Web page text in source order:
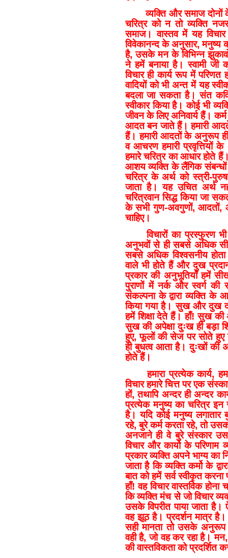
व्यक्ति और समाज दोनों
चरित्र को न तो व्यक्ति
समाज। वास्तव में यह
विवेकानन्द के अनुसार, मनुष्य
है, उसके मन के विभिन्न झुकावों
ने हमें बनाया है। स्वामी जी
विचार ही कार्य रूप में
वादियों को भी अन्त में यह
बदला जा सकता है। संत
स्वीकार किया है। कोई भी
जीवन के लिए अनिवार्य हैं।
आदत बन जाते हैं। हमारी आदतें
हैं। हमारी आदतों के अनुरूप ही
व आचरण हमारी प्रवृत्तियों
हमारे चरित्र का आधार होते
आशय व्यक्ति के लैंगिक संबन्धों
चरित्र के अर्थ को स्त्री-
जाता है। यह उचित अर्थ
चरित्रवान सिद्ध किया जा
के सभी गुण-अवगुणों, आदतों,
चाहिए।
विचारों का प्रस्फुरण
अनुभवों से ही सबसे अधिक
सबसे अधिक विश्वसनीय
वाले भी होते हैं और दुख
प्रकार की अनुभूतियाँ हमें
पुराणों में नर्क और स्वर्ग
संकल्पना के द्वारा व्यक्ति
किया गया है। सुख और दुख
हमें शिक्षा देते हैं। हाँ! सुख की
सुख की अपेक्षा दुःख ही बड़ा
हुए, फूलों की सेज पर सोते हुए
ही बुधत्व आता है। दुःखों की
होते हैं।
हमारा प्रत्येक कार्य,
विचार हमारे चित्त पर एक
हों, तथापि अन्दर ही अन्दर
प्रत्येक मनुष्य का चरित्र इन
है। यदि कोई मनुष्य लगातार
रहे, बुरे कर्म करता रहे, तो
अनजाने ही वे बुरे संस्कार
विचार और कार्यो के
प्रकार व्यक्ति अपने भाग्य का
जाता है कि व्यक्ति कर्मो के
बात को हमें सर्व स्वीकृत करना
हाँ! वह विचार वास्तविक
कि व्यक्ति मंच से जो विचार
उसके विपरीत पाया जाता
वह झूठ है। प्रदर्शन मात्र
सही मानता तो उसके अनुरूप
वही है, जो वह कर रहा है।
की वास्तविकता को प्रदर्शित